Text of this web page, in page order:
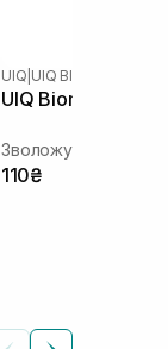
UIQ UIQ BIOME BARRIER
UIQ Biome
Зволожувальна
110₴